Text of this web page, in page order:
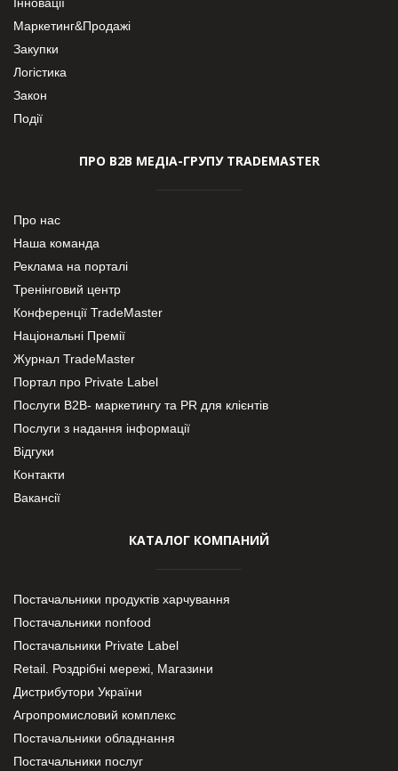
Маркетинг&Продажі
Закупки
Логістика
Закон
Події
ПРО В2В МЕДІА-ГРУПУ TRADEMASTER
Про нас
Наша команда
Реклама на порталі
Тренінговий центр
Конференції TradeMaster
Національні Премії
Журнал TradeMaster
Портал про Private Label
Послуги В2В- маркетингу та PR для клієнтів
Послуги з надання інформації
Відгуки
Контакти
Вакансії
КАТАЛОГ КОМПАНИЙ
Постачальники продуктів харчування
Постачальники nonfood
Постачальники Private Label
Retail. Роздрібні мережі, Магазини
Дистрибутори України
Агропромисловий комплекс
Постачальники обладнання
Постачальники послуг